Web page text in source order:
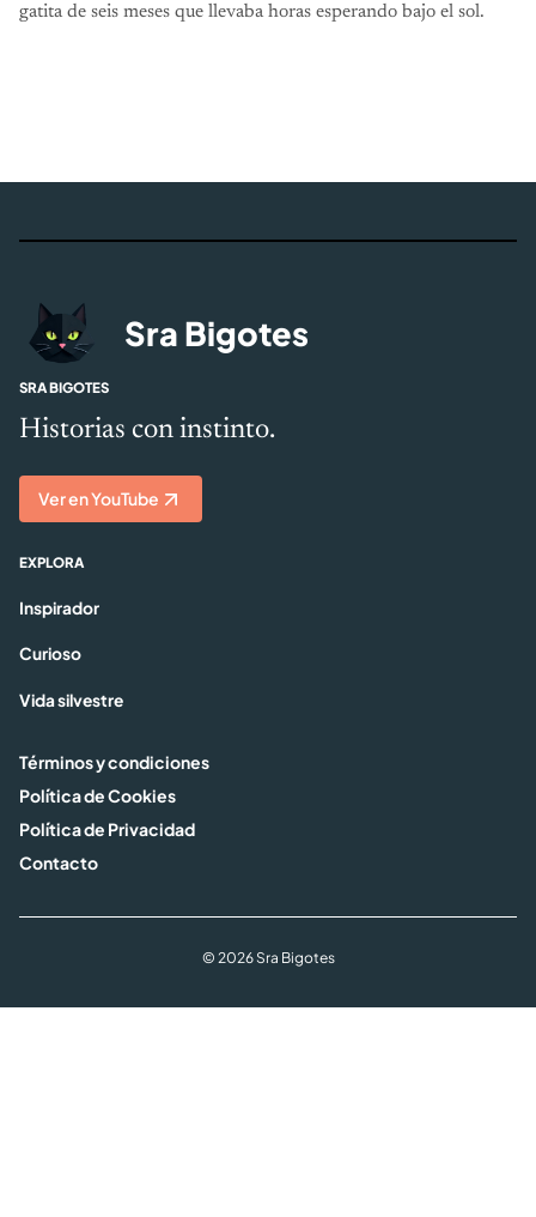
gatita de seis meses que llevaba horas esperando bajo el sol.
Sra Bigotes
SRA BIGOTES
Historias con instinto.
Ver en YouTube
EXPLORA
Inspirador
Curioso
Vida silvestre
Términos y condiciones
Política de Cookies
Política de Privacidad
Contacto
© 2026 Sra Bigotes